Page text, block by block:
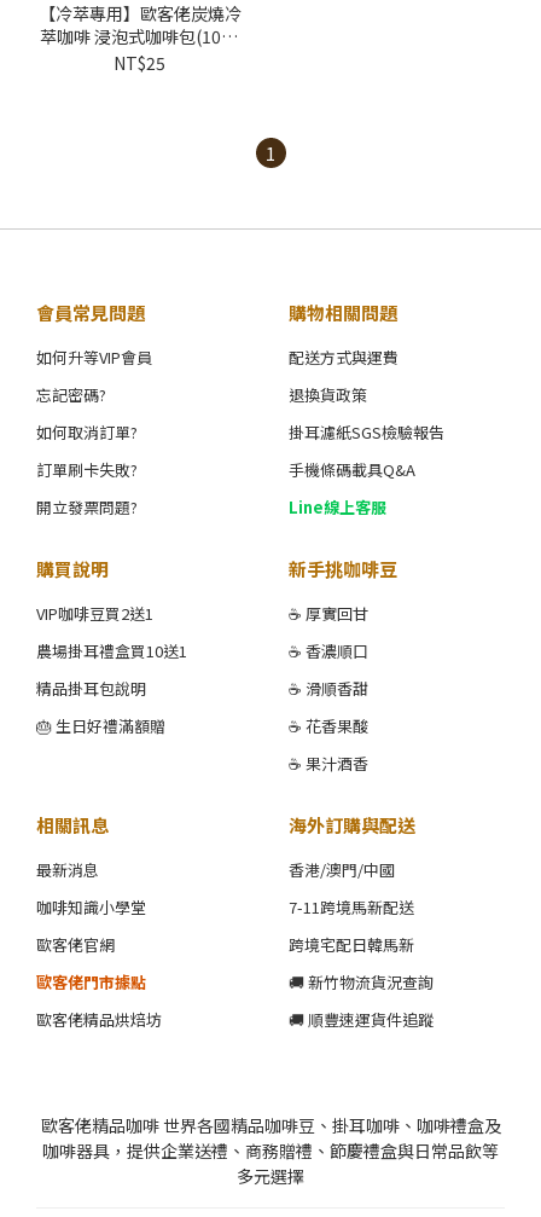
【冷萃專用】歐客佬炭燒冷
萃咖啡 浸泡式咖啡包(10g/
包) | 深烘焙
NT$25
1
會員常見問題
如何升等VIP會員
忘記密碼?
如何取消訂單?
訂單刷卡失敗?
開立發票問題?
購物相關問題
配送方式與運費
退換貨政策
掛耳濾紙SGS檢驗報告
手機條碼載具Q&A
Line線上客服
購買說明
VIP咖啡豆買2送1
農場掛耳禮盒買10送1
精品掛耳包說明
🎂 生日好禮滿額贈
新手挑咖啡豆
☕ 厚實回甘
☕ 香濃順口
☕ 滑順香甜
☕ 花香果酸
☕ 果汁酒香
相關訊息
最新消息
咖啡知識小學堂
歐客佬官網
歐客佬門市據點
歐客佬精品烘焙坊
海外訂購與配送
香港/澳門/中國
7-11跨境馬新配送
跨境宅配日韓馬新
🚚 新竹物流貨況查詢
🚚 順豐速運貨件追蹤
歐客佬精品咖啡 世界各國精品咖啡豆、掛耳咖啡、咖啡禮盒及
咖啡器具，提供企業送禮、商務贈禮、節慶禮盒與日常品飲等
多元選擇